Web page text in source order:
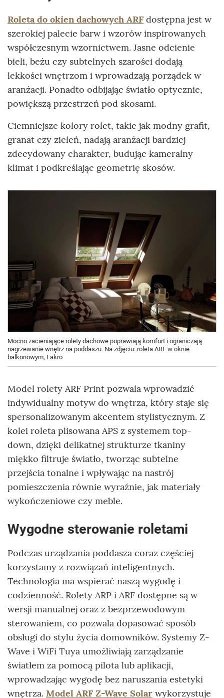
Roleta do okien dachowych ARF dostępna jest w
szerokiej palecie barw i wzorów inspirowanych
współczesnym wzornictwem. Jasne odcienie
bieli, beżu czy subtelnych szarości dodają
lekkości wnętrzom i wprowadzają porządek w
aranżacji. Ponadto odbijając światło optycznie,
powiększą przestrzeń pod skosami.
Ciemniejsze kolory rolet, takie jak modny grafit,
granat czy zieleń, nadają aranżacji bardziej
zdecydowany charakter, budując kameralny
klimat i podkreślając geometrię skosów.
Mocno zacieniające rolety dachowe poprawiają komfort i ograniczają
nagrzewanie wnętrz na poddaszu. Na zdjęciu: roleta ARF w oknie
balkonowym, Fakro
Model rolety ARF Print pozwala wprowadzić
indywidualny motyw do wnętrza, który staje się
spersonalizowanym akcentem stylistycznym. Z
kolei roleta plisowana APS z systemem top-
down, dzięki delikatnej strukturze tkaniny
miękko filtruje światło, tworząc subtelne
przejścia tonalne i wpływając na nastrój
pomieszczenia równie wyraźnie, jak materiały
wykończeniowe czy meble.
Wygodne sterowanie roletami
Podczas urządzania poddasza coraz częściej
korzystamy z rozwiązań inteligentnych.
Technologia ma wspierać naszą wygodę i
codzienność. Rolety ARP i ARF dostępne są w
wersji manualnej oraz z bezprzewodowym
sterowaniem, co pozwala dopasować sposób
obsługi do stylu życia domowników. Systemy Z-
Wave i WiFi Tuya umożliwiają zarządzanie
światłem za pomocą pilota lub aplikacji,
wprowadzając wygodę bez naruszania estetyki
wnętrza. Model ARF Z-Wave Solar wykorzystuje